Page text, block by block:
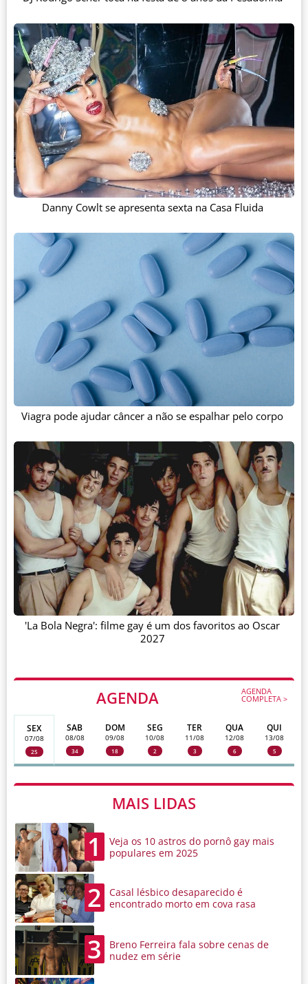
AGENDA AGENDA
COMPLETA >
SEX
07/08
25
SAB
08/08
34
DOM
09/08
18
SEG
10/08
2
TER
11/08
3
QUA
12/08
6
QUI
13/08
5
MAIS LIDAS
1
Veja os 10 astros do pornô gay mais
populares em 2025
2
Casal lésbico desaparecido é
encontrado morto em cova rasa
3
Breno Ferreira fala sobre cenas de
nudez em série
Danny Cowlt se apresenta sexta na Casa Fluida
Viagra pode ajudar câncer a não se espalhar pelo corpo
'La Bola Negra': filme gay é um dos favoritos ao Oscar
2027